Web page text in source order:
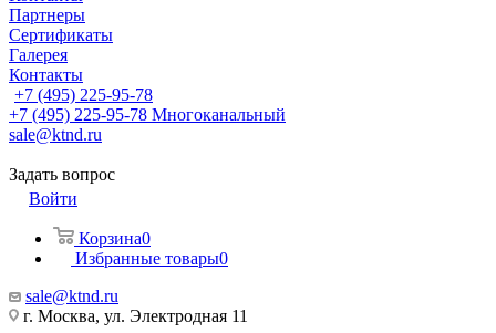
Партнеры
Сертификаты
Галерея
Контакты
+7 (495) 225-95-78
+7 (495) 225-95-78 Многоканальный
sale@ktnd.ru
Задать вопрос
Войти
Корзина0
Избранные товары0
sale@ktnd.ru
г. Москва, ул. Электродная 11